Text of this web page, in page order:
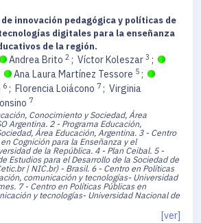
innovación pedagógica y políticas de
digitales para la enseñanza
de la región.
Andrea Brito 2 ; Víctor Koleszar 3 ;
Ana Laura Martínez Tessore 5 ;
6 ; Florencia Loiácono 7 ; Virginia
7
Conocimiento y Sociedad, Área
Argentina. 2 - Programa Educación,
Área Educación, Argentina. 3 - Centro
Cognición para la Enseñanza y el
de la República. 4 - Plan Ceibal. 5 -
Estudios para el Desarrollo de la Sociedad de
| NIC.br) - Brasil. 6 - Centro en Políticas
comunicación y tecnologías- Universidad
7 - Centro en Políticas Públicas en
y tecnologías- Universidad Nacional de
[ver]